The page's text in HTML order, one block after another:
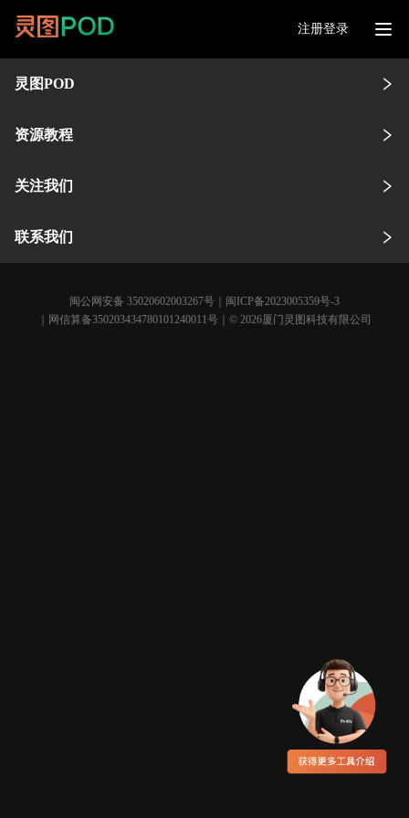
注册登录
灵图POD
资源教程
关注我们
联系我们
闽公网安备 35020602003267号
闽ICP备2023005359号-3
｜网信算备350203434780101240011号｜© 2026厦门灵图科技有限公司